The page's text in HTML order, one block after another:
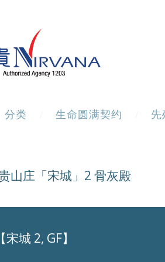
分类 生命圆满契约 先
山庄「宋城」2 骨灰殿
【宋城 2, GF】